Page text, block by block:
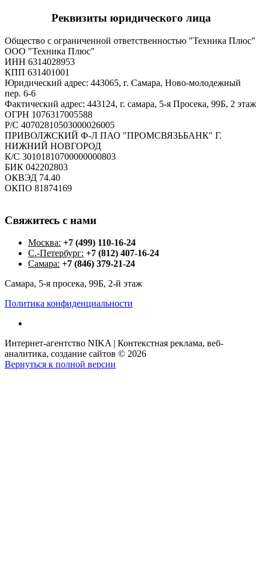
Реквизиты юридического лица
Общество с ограниченной ответственностью "Техника Плюс"
ООО "Техника Плюс"
ИНН 6314028953
КПП 631401001
Юридический адрес: 443065, г. Самара, Ново-молодежный
пер. 6-6
Фактический адрес: 443124, г. самара, 5-я Просека, 99Б, 2 этаж
ОГРН 1076317005588
Р/С 40702810503000026005
ПРИВОЛЖСКИЙ Ф-Л ПАО "ПРОМСВЯЗЬБАНК" Г.
НИЖНИЙ НОВГОРОД
К/С 30101810700000000803
БИК 042202803
ОКВЭД 74.40
ОКПО 81874169
Свяжитесь с нами
Москва: +7 (499) 110-16-24
С.-Петербург: +7 (812) 407-16-24
Самара: +7 (846) 379-21-24
Самара, 5-я просека, 99Б, 2-й этаж
Политика конфиденциальности
Интернет-агентство NIKA | Контекстная реклама, веб-
аналитика, создание сайтов © 2026
Вернуться к полной версии